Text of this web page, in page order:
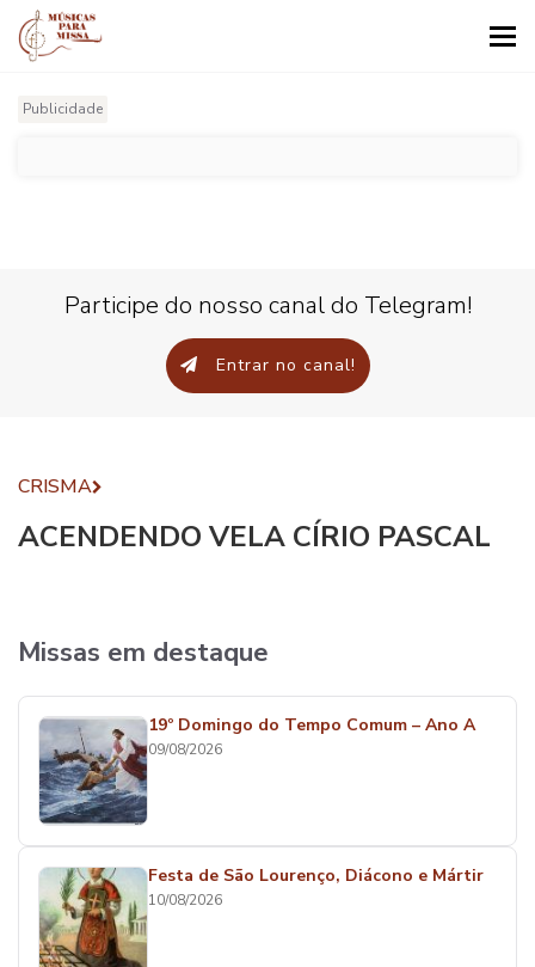
Publicidade
Participe do nosso canal do Telegram!
Entrar no canal!
CRISMA
ACENDENDO VELA CÍRIO PASCAL
Missas em destaque
19º Domingo do Tempo Comum – Ano A
09/08/2026
Festa de São Lourenço, Diácono e Mártir
10/08/2026